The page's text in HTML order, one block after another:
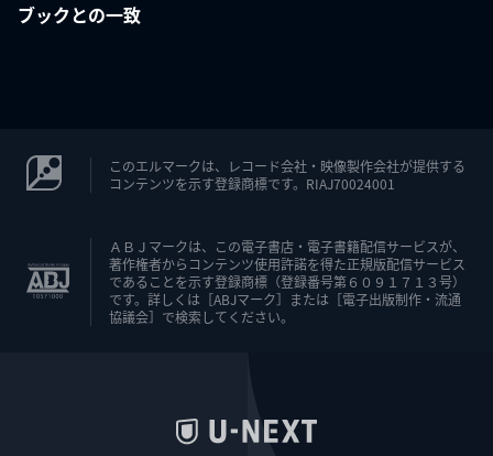
ブックとの一致
このエルマークは、レコード会社・映像製作会社が提供する
コンテンツを示す登録商標です。RIAJ70024001
ＡＢＪマークは、この電子書店・電子書籍配信サービスが、
著作権者からコンテンツ使用許諾を得た正規版配信サービス
であることを示す登録商標（登録番号第６０９１７１３号）
です。詳しくは［ABJマーク］または［電子出版制作・流通
協議会］で検索してください。